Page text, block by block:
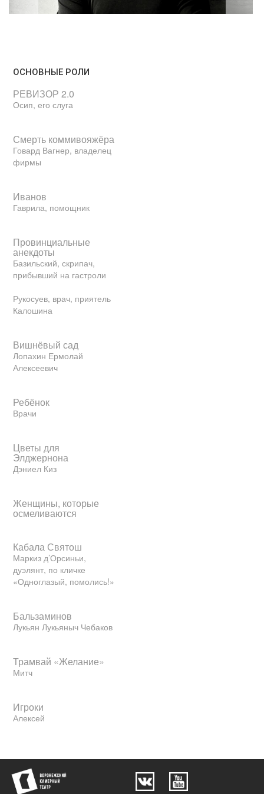
ОСНОВНЫЕ РОЛИ
РЕВИЗОР 2.0
Осип, его слуга
Смерть коммивояжёра
Говард Вагнер, владелец
фирмы
Иванов
Гаврила, помощник
Провинциальные
анекдоты
Базильский, скрипач,
прибывший на гастроли
Рукосуев, врач, приятель
Калошина
Вишнёвый сад
Лопахин Ермолай
Алексеевич
Ребёнок
Врачи
Цветы для
Элджернона
Дэниел Киз
Женщины, которые
осмеливаются
Кабала Святош
Маркиз д’Орсиньи,
дуэлянт, по кличке
«Одноглазый, помолись!»
Бальзаминов
Лукьян Лукьяныч Чебаков
Трамвай «Желание»
Митч
Игроки
Алексей